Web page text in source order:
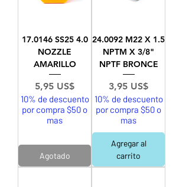
17.0146 SS25 4.0
NOZZLE
AMARILLO
Precio
5,95 US$
10% de descuento
por compra $50 o
mas
Agotado
24.0092 M22 X 1.5
NPTM X 3/8"
NPTF BRONCE
Precio
3,95 US$
10% de descuento
por compra $50 o
mas
Agregar al
carrito